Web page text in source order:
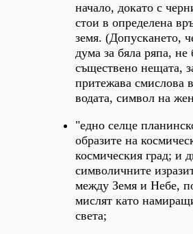
начало, докато с
стои в определена
земя. (Допускането,
дума за бяла ряпа,
съществено нещата,
притежава смислова
водата, символ на
"едно селце
образите на
космическия град; и
символичните
между Земя и Небе,
мислят като
света;